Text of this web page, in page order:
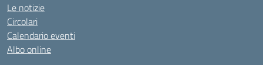
Le notizie
Circolari
Calendario eventi
Albo online